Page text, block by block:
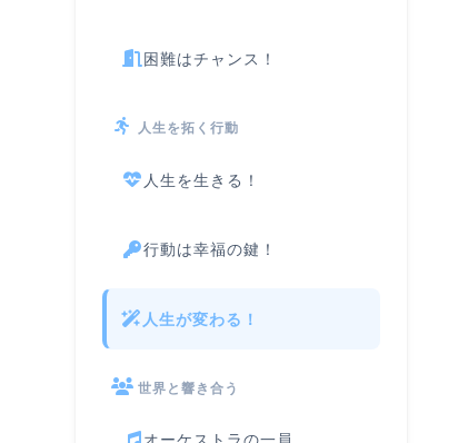
困難はチャンス！
人生を拓く行動
人生を生きる！
行動は幸福の鍵！
人生が変わる！
世界と響き合う